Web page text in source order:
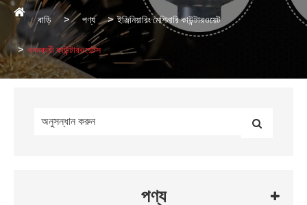
বাড়ি পণ্য ইঞ্জিনিয়ারিং মেশিনারি কাউন্টারওয়েট
খননকারী কাউন্টারওয়েটস
পণ্য